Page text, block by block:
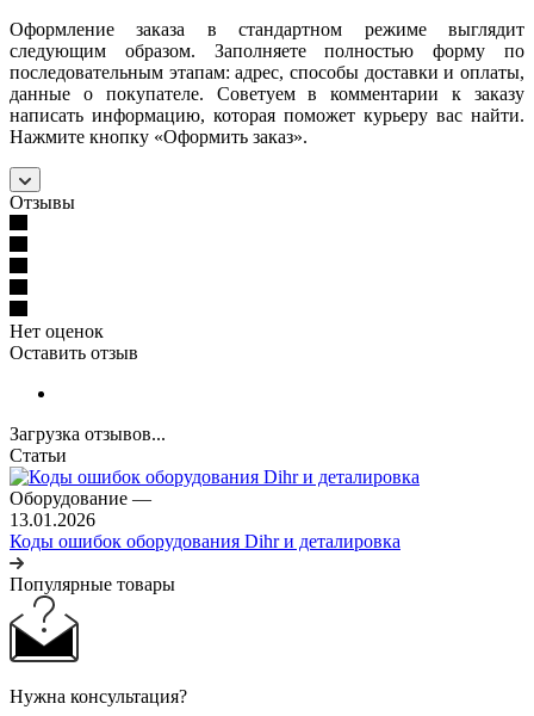
Оформление заказа в стандартном режиме выглядит
следующим образом. Заполняете полностью форму по
последовательным этапам: адрес, способы доставки и оплаты,
данные о покупателе. Советуем в комментарии к заказу
написать информацию, которая поможет курьеру вас найти.
Нажмите кнопку «Оформить заказ».
Отзывы
Нет оценок
Оставить отзыв
Загрузка отзывов...
Статьи
Оборудование —
13.01.2026
Коды ошибок оборудования Dihr и деталировка
Популярные товары
Нужна консультация?